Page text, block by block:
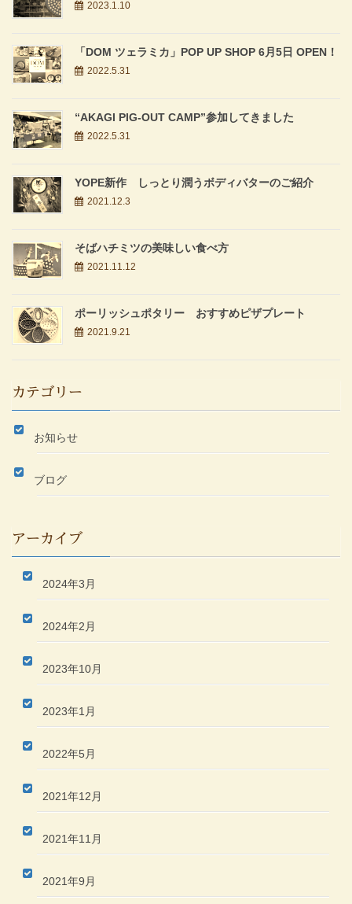
2023.1.10
「DOM ツェラミカ」POP UP SHOP 6月5日 OPEN！
2022.5.31
“AKAGI PIG-OUT CAMP”参加してきました
2022.5.31
YOPE新作 しっとり潤うボディバターのご紹介
2021.12.3
そばハチミツの美味しい食べ方
2021.11.12
ポーリッシュポタリー おすすめピザプレート
2021.9.21
カテゴリー
お知らせ
ブログ
アーカイブ
2024年3月
2024年2月
2023年10月
2023年1月
2022年5月
2021年12月
2021年11月
2021年9月